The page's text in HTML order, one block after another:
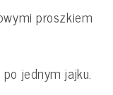
proszkiem
jednym jajku.